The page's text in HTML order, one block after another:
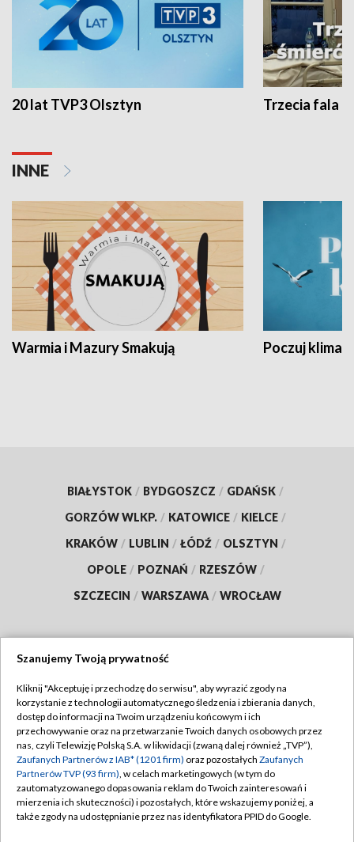
20 lat TVP3 Olsztyn Trzecia fala -
INNE
Warmia i Mazury Smakują Poczuj klimat
BIAŁYSTOK / BYDGOSZCZ / GDAŃSK /
GORZÓW WLKP. / KATOWICE / KIELCE /
KRAKÓW / LUBLIN / ŁÓDŹ / OLSZTYN /
OPOLE / POZNAŃ / RZESZÓW /
SZCZECIN / WARSZAWA / WROCŁAW
TVP
Abonament TVP
Emisja w TVP
Centrum informacji TVP
Naziemna Telewizja Cyfrowa
Regulamin TVP
Polityka prywatności
Moje zgody
Pomoc
Szanujemy Twoją prywatność
Kliknij "Akceptuję i przechodzę do serwisu", aby wyrazić zgody na
korzystanie z technologii automatycznego śledzenia i zbierania danych,
dostęp do informacji na Twoim urządzeniu końcowym i ich
przechowywanie oraz na przetwarzanie Twoich danych osobowych przez
nas, czyli Telewizję Polską S.A. w likwidacji (zwaną dalej również „TVP”),
Zaufanych Partnerów z IAB* (1201 firm) oraz pozostałych Zaufanych
Partnerów TVP (93 firm), w celach marketingowych (w tym do
zautomatyzowanego dopasowania reklam do Twoich zainteresowań i
mierzenia ich skuteczności) i pozostałych, które wskazujemy poniżej, a
także zgody na udostępnianie przez nas identyfikatora PPID do Google.